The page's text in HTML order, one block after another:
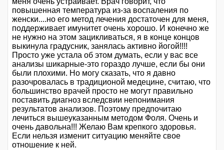
повышенная температура из-за воспаления по
женски....но его метод лечения достаточен для меня,
поддерживает имунитет очень хорошо. И конечно же
не нужно на этом зацикливаться, я в конце концов
выкинула градусник, занялась активно йогой!!!!
Просто уже устала об этом думать, если у вас все
анализы шикарные-это гораздо лучше, если бы они
были плохими. Но могу сказать, что я давно
разочровалась в традиционой медецине, считаю, что
большинство врачей просто не могут правильно
поставить диагноз вследсвии непонимания
результатов анализов. Поэтому предпочитаю
лечиться вышеуказанным методом Фоля. Очень и
очень давольна!!! Желаю Вам крепкого здоровья.
Если нельзя изменит ситуацию меняйте свое
отношение к ней.